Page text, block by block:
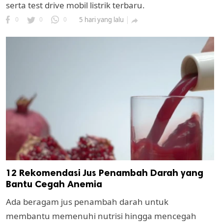
serta test drive mobil listrik terbaru.
0 0 0 5 hari yang lalu 
12 Rekomendasi Jus Penambah Darah yang
Bantu Cegah Anemia
Ada beragam jus penambah darah untuk
membantu memenuhi nutrisi hingga mencegah